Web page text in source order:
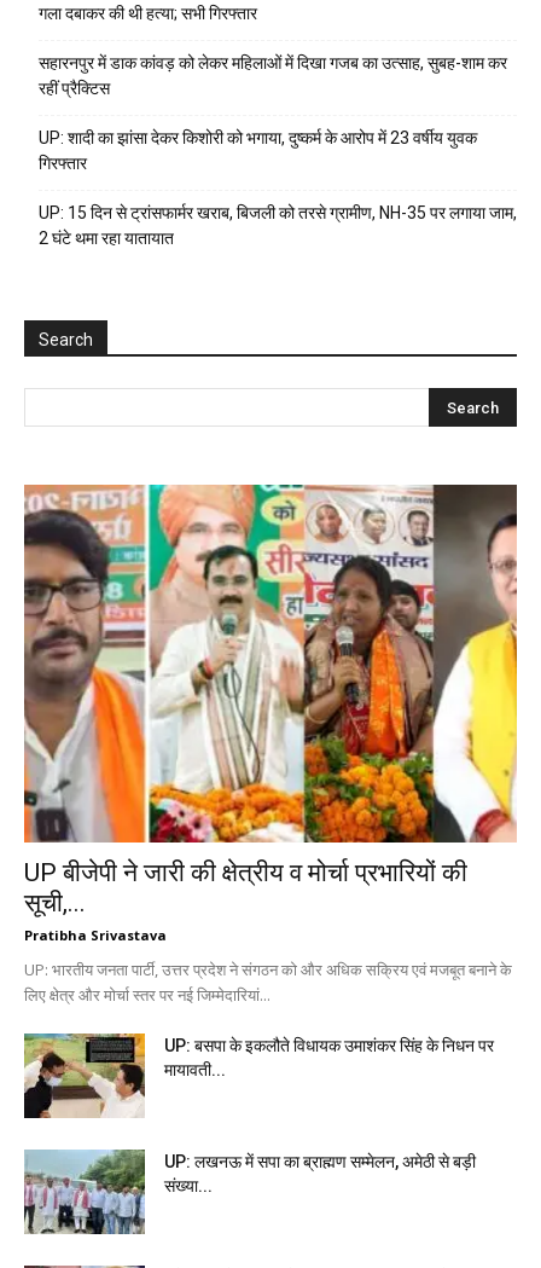
गला दबाकर की थी हत्या; सभी गिरफ्तार
सहारनपुर में डाक कांवड़ को लेकर महिलाओं में दिखा गजब का उत्साह, सुबह-शाम कर
रहीं प्रैक्टिस
UP: शादी का झांसा देकर किशोरी को भगाया, दुष्कर्म के आरोप में 23 वर्षीय युवक
गिरफ्तार
UP: 15 दिन से ट्रांसफार्मर खराब, बिजली को तरसे ग्रामीण, NH-35 पर लगाया जाम,
2 घंटे थमा रहा यातायात
Search
UP बीजेपी ने जारी की क्षेत्रीय व मोर्चा प्रभारियों की
सूची,...
Pratibha Srivastava
UP: भारतीय जनता पार्टी, उत्तर प्रदेश ने संगठन को और अधिक सक्रिय एवं मजबूत बनाने के
लिए क्षेत्र और मोर्चा स्तर पर नई जिम्मेदारियां...
UP: बसपा के इकलौते विधायक उमाशंकर सिंह के निधन पर
मायावती...
UP: लखनऊ में सपा का ब्राह्मण सम्मेलन, अमेठी से बड़ी
संख्या...